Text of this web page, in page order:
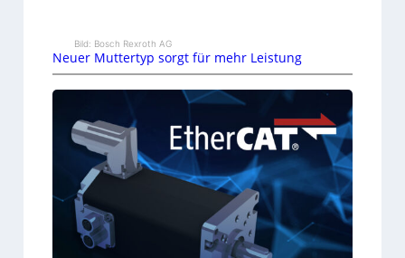
Bild: Bosch Rexroth AG
Neuer Muttertyp sorgt für mehr Leistung